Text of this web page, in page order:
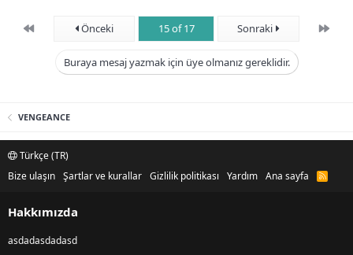
First Önceki 15 of 17 Sonraki Son
Buraya mesaj yazmak için üye olmanız gereklidir.
VENGEANCE
Türkçe (TR)
Bize ulaşın Şartlar ve kurallar Gizlilik politikası Yardım Ana sayfa
R
Hakkımızda
asdadasdadasd